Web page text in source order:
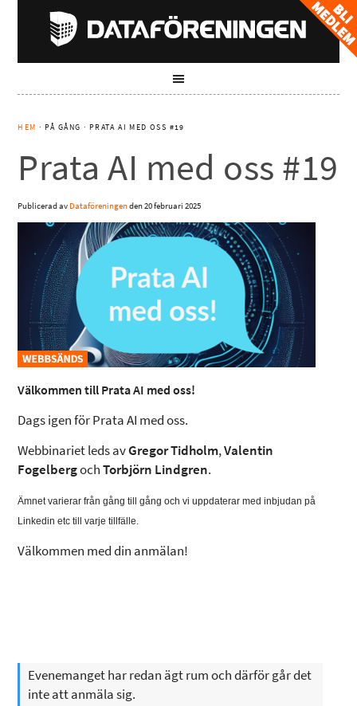
HEM · PÅ GÅNG · PRATA AI MED OSS #19
Prata AI med oss #19
Publicerad av Dataföreningenden20 februari 2025
Välkommen till Prata AI med oss!
Dags igen för Prata AI med oss.
Webbinariet leds avGregor Tidholm,Valentin
FogelbergochTorbjörn Lindgren.
Ämnet varierar från gång till gång och vi uppdaterar med inbjudan på
Linkedin etc till varje tillfälle.
Välkommen med din anmälan!
Evenemanget har redan ägt rum och därför går det
inte att anmäla sig.